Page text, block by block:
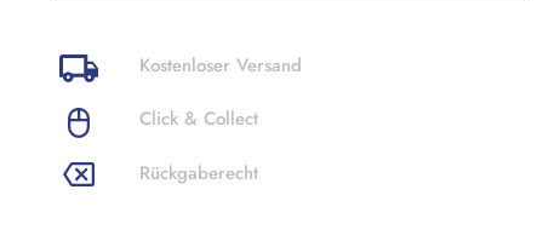
Kostenloser Versand
Click & Collect
Rückgaberecht